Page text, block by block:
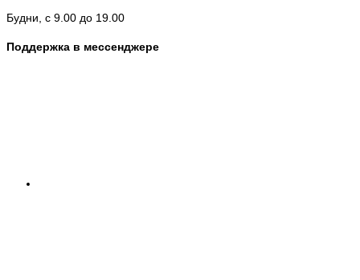
Будни, с 9.00 до 19.00
Поддержка в мессенджере